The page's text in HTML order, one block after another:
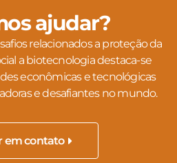
ajudar?
relacionados a proteção da
a biotecnologia destaca-se
econômicas e tecnológicas
e desafiantes no mundo.
em contato